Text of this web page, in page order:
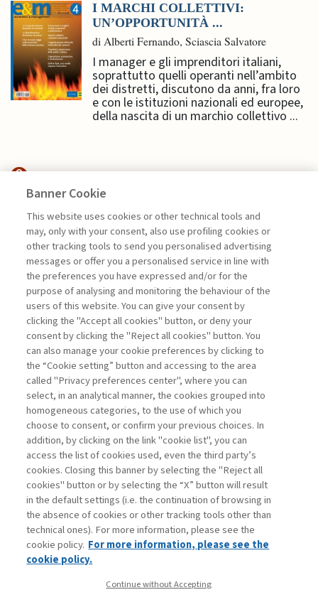
I MARCHI COLLETTIVI:
UN’OPPORTUNITÀ ...
di Alberti Fernando, Sciascia Salvatore
I manager e gli imprenditori italiani,
soprattutto quelli operanti nell’ambito
dei distretti, discutono da anni, fra loro
e con le istituzioni nazionali ed europee,
della nascita di un marchio collettivo ...
EDITORIALI
IL BICCHIERE MEZZO PIENO
DELL’INNOVAZIONE ...
di Alberto Grando
La consultazione dei libri è riservata esclusivamente
agli abbonati Premium
Legenda: Accedi Per registrati Per abbonati
Contatti
Abbonamenti
Archivio rubriche
Privacy
Banner Cookie
This website uses cookies or other technical tools and
may, only with your consent, also use profiling cookies or
other tracking tools to send you personalised advertising
messages or offer you a personalised service in line with
the preferences you have expressed and/or for the
purpose of analysing and monitoring the behaviour of the
users of this website. You can give your consent by
clicking the "Accept all cookies" button, or deny your
consent by clicking the "Reject all cookies" button. You
can also manage your cookie preferences by clicking to
the “Cookie setting” button and accessing to the area
called "Privacy preferences center", where you can
select, in an analytical manner, the cookies grouped into
homogeneous categories, to the use of which you
choose to consent, or confirm your previous choices. In
addition, by clicking on the link "cookie list", you can
access the list of cookies used, even the third party’s
cookies. Closing this banner by selecting the "Reject all
cookies" button or by selecting the “X” button will result
in the default settings (i.e. the continuation of browsing in
the absence of cookies or other tracking tools other than
technical ones). For more information, please see the
cookie policy. For more information, please see the
cookie policy.
Continue without Accepting